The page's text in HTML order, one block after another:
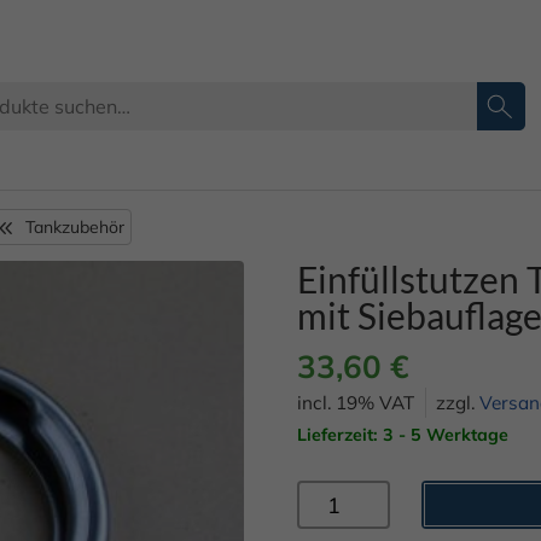
Tankzubehör
Einfüllstutzen
mit Siebauflage
33,60 €
incl. 19% VAT zzgl.
Lieferzeit: 3 - 5 Werktage
Einfüllstutzen
Tankstutzen